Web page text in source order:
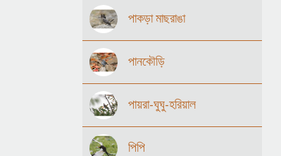
পাকড়া মাছরাঙা
পানকৌড়ি
পায়রা-ঘুঘু-হরিয়াল
পিপি